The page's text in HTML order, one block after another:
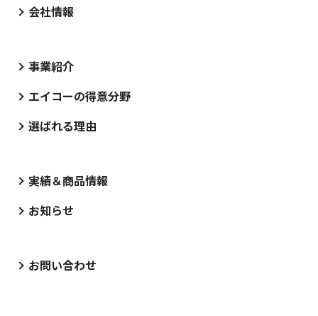
会社情報
事業紹介
エイコーの得意分野
選ばれる理由
実績＆商品情報
お知らせ
お問い合わせ